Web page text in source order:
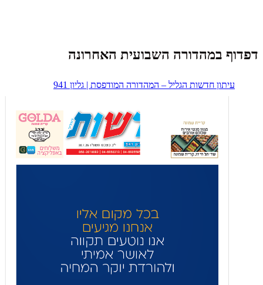
דפדוף במהדורה השבועית האחרונה
עיתון חדשות הגליל – המהדורה המודפסת | גליון 941